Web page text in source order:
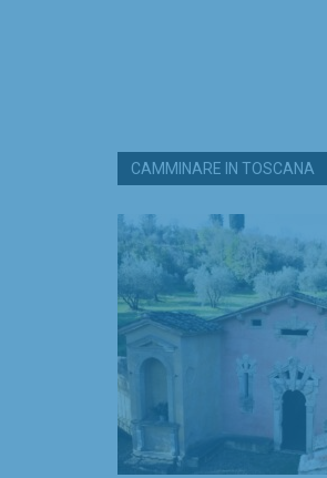
CAMMINARE IN TOSCANA